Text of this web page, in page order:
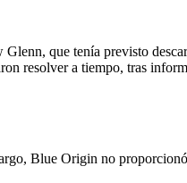
que tenía previsto
resolver a tiempo, tras
Blue Origin no